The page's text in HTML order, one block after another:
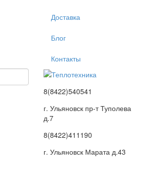
Доставка
Блог
Контакты
8(8422)540541
г. Ульяновск пр-т Туполева
д.7
8(8422)411190
г. Ульяновск Марата д.43